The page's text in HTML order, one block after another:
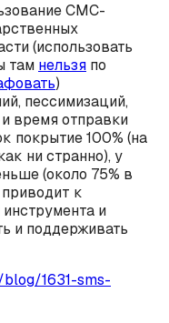
СМС-
(использовать
там нельзя по
)
пессимизаций,
время отправки
покрытие 100% (на
ни странно), у
(около 75% в
приводит к
и
и поддерживать
1631-sms-